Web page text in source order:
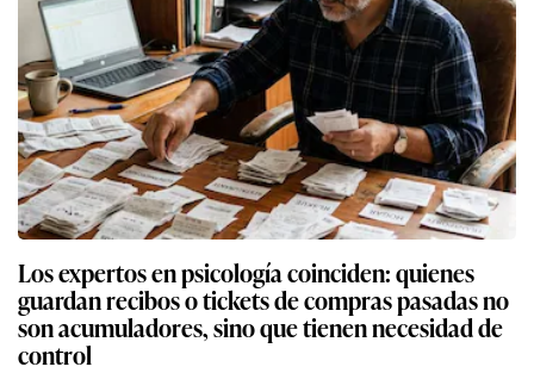
Los expertos en psicología coinciden: quienes
guardan recibos o tickets de compras pasadas no
son acumuladores, sino que tienen necesidad de
control